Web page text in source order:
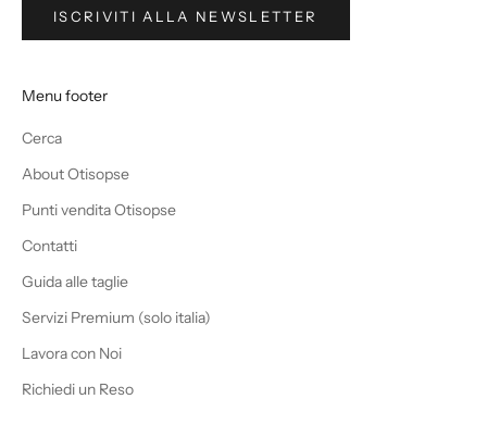
ISCRIVITI ALLA NEWSLETTER
Menu footer
Cerca
About Otisopse
Punti vendita Otisopse
Contatti
Guida alle taglie
Servizi Premium (solo italia)
Lavora con Noi
Richiedi un Reso